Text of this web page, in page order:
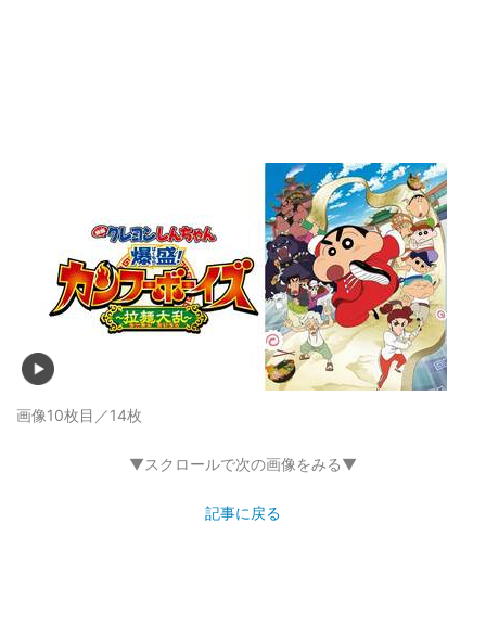
画像10枚目／14枚
▼スクロールで次の画像をみる▼
記事に戻る